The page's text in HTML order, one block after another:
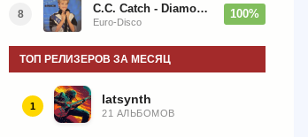
8 C.C. Catch - Diamonds. Her Greatest Hits 1988
Euro-Disco
100%
ТОП РЕЛИЗЕРОВ ЗА МЕСЯЦ
1 latsynth
21 АЛЬБОМОВ